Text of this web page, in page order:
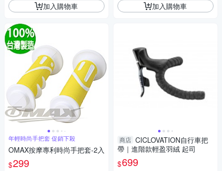
加入購物車
年輕時尚手把套 促銷下殺
OMAX按摩專利時尚手把套-2入
$299
加入購物車
商店 CICLOVATION自行車把
帶｜進階款輕盈羽絨 起司
$699